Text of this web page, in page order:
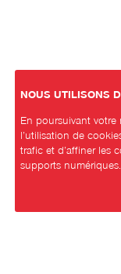
NOUS UTILISONS
En poursuivant
l’utilisation de
trafic et d’affiner les
supports numériques.